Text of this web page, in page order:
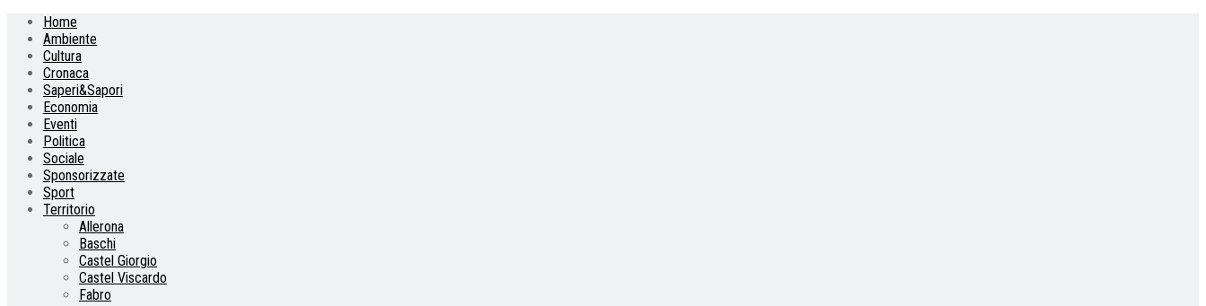
Home
Ambiente
Cultura
Cronaca
Saperi&Sapori
Economia
Eventi
Politica
Sociale
Sponsorizzate
Sport
Territorio
Allerona
Baschi
Castel Giorgio
Castel Viscardo
Fabro